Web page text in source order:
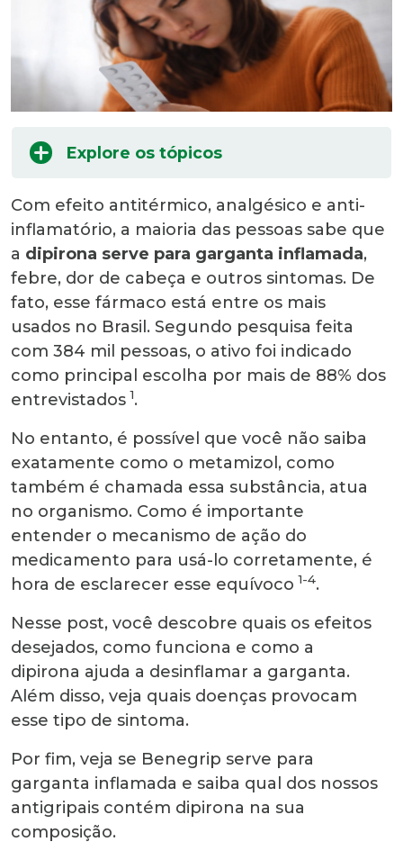
Explore os tópicos
Com efeito antitérmico, analgésico e anti-
inflamatório, a maioria das pessoas sabe que
a dipirona serve para garganta inflamada,
febre, dor de cabeça e outros sintomas. De
fato, esse fármaco está entre os mais
usados no Brasil. Segundo pesquisa feita
com 384 mil pessoas, o ativo foi indicado
como principal escolha por mais de 88% dos
entrevistados 1.
No entanto, é possível que você não saiba
exatamente como o metamizol, como
também é chamada essa substância, atua
no organismo. Como é importante
entender o mecanismo de ação do
medicamento para usá-lo corretamente, é
hora de esclarecer esse equívoco 1-4.
Nesse post, você descobre quais os efeitos
desejados, como funciona e como a
dipirona ajuda a desinflamar a garganta.
Além disso, veja quais doenças provocam
esse tipo de sintoma.
Por fim, veja se Benegrip serve para
garganta inflamada e saiba qual dos nossos
antigripais contém dipirona na sua
composição.